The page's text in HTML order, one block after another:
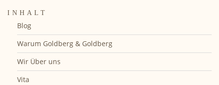
INHALT
Blog
Warum Goldberg & Goldberg
Wir Über uns
Vita